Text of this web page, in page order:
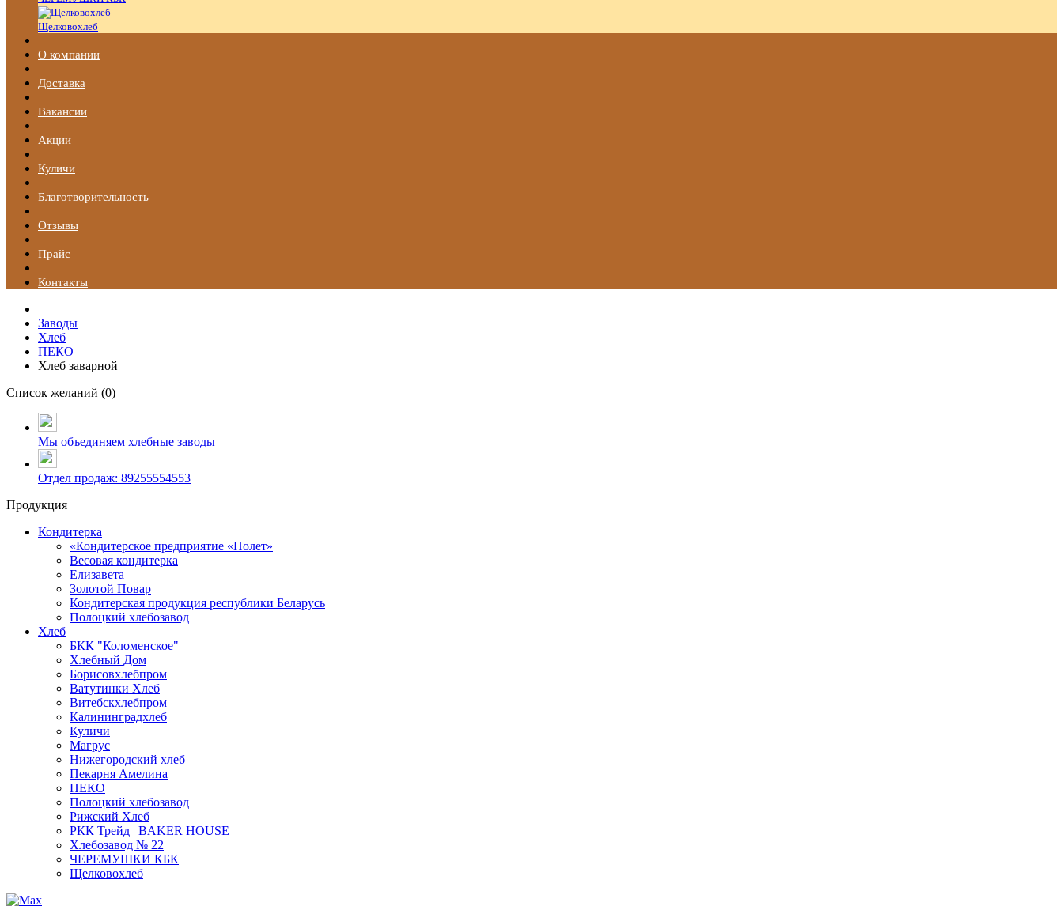
Щелковохлеб
О компании
Доставка
Вакансии
Акции
Куличи
Благотворительность
Отзывы
Прайс
Контакты
Заводы
Хлеб
ПЕКО
Хлеб заварной
Список желаний (0)
Мы объединяем хлебные заводы
Отдел продаж: 89255554553
Продукция
Кондитерка
«Кондитерское предприятие «Полет»
Весовая кондитерка
Елизавета
Золотой Повар
Кондитерская продукция республики Беларусь
Полоцкий хлебозавод
Хлеб
БКК "Коломенское"
Хлебный Дом
Борисовхлебпром
Ватутинки Хлеб
Витебскхлебпром
Калининградхлеб
Куличи
Магрус
Нижегородский хлеб
Пекарня Амелина
ПЕКО
Полоцкий хлебозавод
Рижский Хлеб
РКК Трейд | BAKER HOUSE
Хлебозавод № 22
ЧЕРЕМУШКИ КБК
Щелковохлеб